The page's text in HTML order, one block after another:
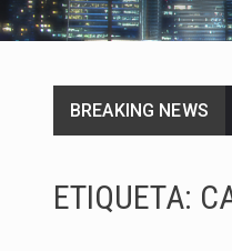
BREAKING NEWS
ETIQUETA: